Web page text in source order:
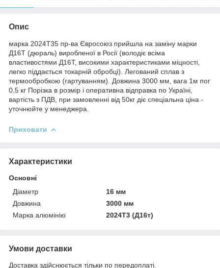
Опис
марка 2024Т35 пр-ва Євросоюз прийшла на заміну марки
Д16Т (дюраль) виробленої в Росії (володіє всіма
властивостями Д16Т, високими характеристиками міцності,
легко піддається токарній обробці). Легований сплав з
термообробкою (гартуванням). Довжина 3000 мм, вага 1м пог
0,5 кг Порізка в розмір і оперативна відправка по Україні,
вартість з ПДВ, при замовленні від 50кг діє спеціальна ціна -
уточнюйте у менеджера.
Приховати
Характеристики
Основні
Діаметр
16 мм
Довжина
3000 мм
Марка алюмінію
2024Т3 (Д16т)
Умови доставки
Доставка здійснюється тільки по передоплаті.